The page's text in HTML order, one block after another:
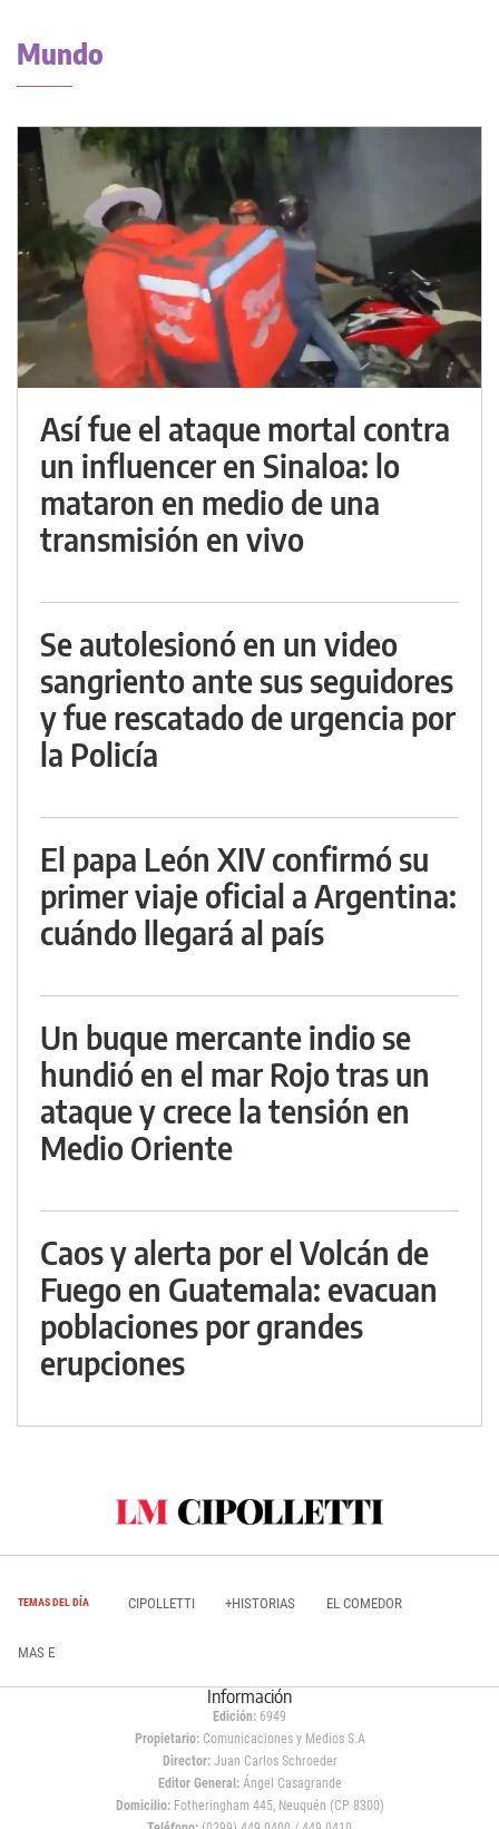
Mundo
Así fue el ataque mortal contra
un influencer en Sinaloa: lo
mataron en medio de una
transmisión en vivo
Se autolesionó en un video
sangriento ante sus seguidores
y fue rescatado de urgencia por
la Policía
El papa León XIV confirmó su
primer viaje oficial a Argentina:
cuándo llegará al país
Un buque mercante indio se
hundió en el mar Rojo tras un
ataque y crece la tensión en
Medio Oriente
Caos y alerta por el Volcán de
Fuego en Guatemala: evacuan
poblaciones por grandes
erupciones
TEMAS DEL DÍA CIPOLLETTI +HISTORIAS EL COMEDOR
MAS E
Información
Edición: 6949
Propietario:Comunicaciones y Medios S.A
Director: Juan Carlos Schroeder
Editor General:Ángel Casagrande
Domicilio:Fotheringham 445, Neuquén (CP 8300)